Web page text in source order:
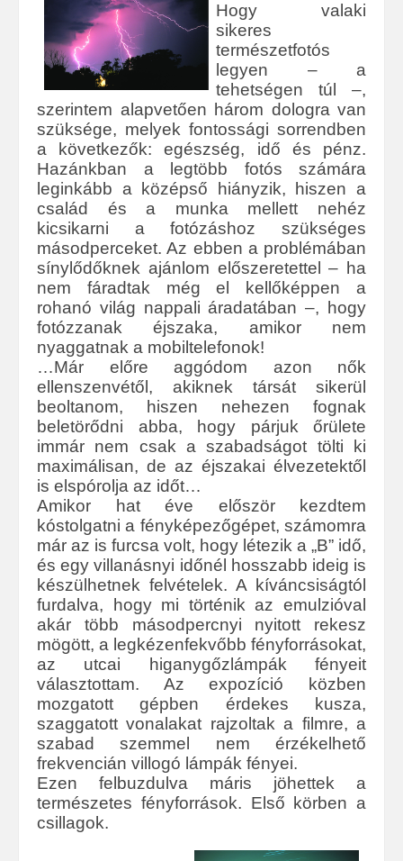
Hogy valaki
sikeres
természetfotós
legyen – a
tehetségen túl –,
szerintem alapvetően három dologra van
szüksége, melyek fontossági sorrendben
a következők: egészség, idő és pénz.
Hazánkban a legtöbb fotós számára
leginkább a középső hiányzik, hiszen a
család és a munka mellett nehéz
kicsikarni a fotózáshoz szükséges
másodperceket. Az ebben a problémában
sínylődőknek ajánlom előszeretettel – ha
nem fáradtak még el kellőképpen a
rohanó világ nappali áradatában –, hogy
fotózzanak éjszaka, amikor nem
nyaggatnak a mobiltelefonok!
…Már előre aggódom azon nők
ellenszenvétől, akiknek társát sikerül
beoltanom, hiszen nehezen fognak
beletörődni abba, hogy párjuk őrülete
immár nem csak a szabadságot tölti ki
maximálisan, de az éjszakai élvezetektől
is elspórolja az időt…
Amikor hat éve először kezdtem
kóstolgatni a fényképezőgépet, számomra
már az is furcsa volt, hogy létezik a „B” idő,
és egy villanásnyi időnél hosszabb ideig is
készülhetnek felvételek. A kíváncsiságtól
furdalva, hogy mi történik az emulzióval
akár több másodpercnyi nyitott rekesz
mögött, a legkézenfekvőbb fényforrásokat,
az utcai higanygőzlámpák fényeit
választottam. Az expozíció közben
mozgatott gépben érdekes kusza,
szaggatott vonalakat rajzoltak a filmre, a
szabad szemmel nem érzékelhető
frekvencián villogó lámpák fényei.
Ezen felbuzdulva máris jöhettek a
természetes fényforrások. Első körben a
csillagok.